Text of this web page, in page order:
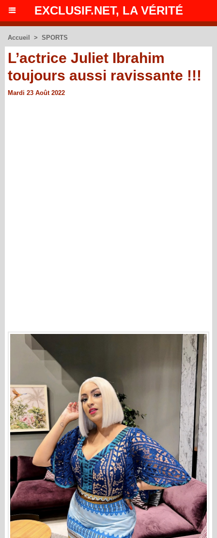
EXCLUSIF.NET, LA VÉRITÉ
Accueil > SPORTS
L’actrice Juliet Ibrahim
toujours aussi ravissante !!!
Mardi 23 Août 2022